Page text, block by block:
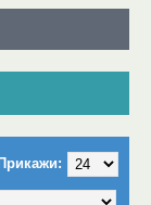
Прикажи: